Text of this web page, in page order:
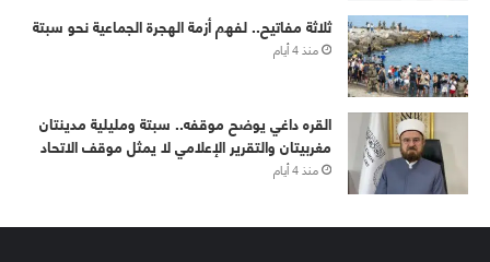
ثلاثة مفاتيح.. لفهم أزمة الهجرة الجماعية نحو سبتة
منذ 4 أيام
القره داغي يوضح موقفه.. سبتة ومليلية مدينتان
مغربيتان والتقرير الإعلامي لا يمثل موقف الاتحاد
منذ 4 أيام